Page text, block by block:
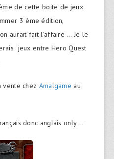
de cette boite de jeux
3 ème édition,
aurait fait l’affaire … Je le
jeux entre Hero Quest
vente chez Amalgame au
donc anglais only …